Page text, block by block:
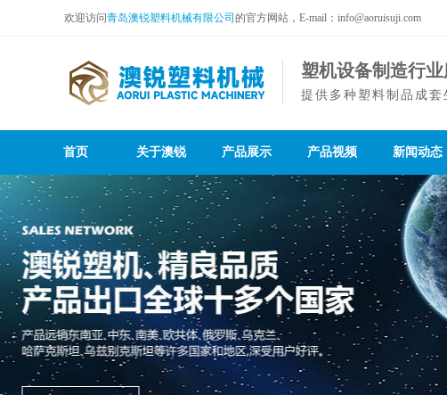
欢迎访问青岛澳锐塑料机械有限公司 的官方网站，E-mail：info@aoruisuji.com
塑机设备制造行
提供多种塑料制品成套
首页 关于澳锐 产品展示 产品视频 新闻动态